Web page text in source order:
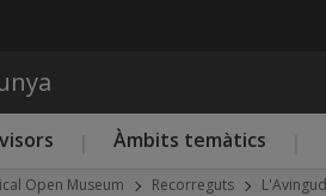
Àmbits temàtics
Open Museum Recorreguts